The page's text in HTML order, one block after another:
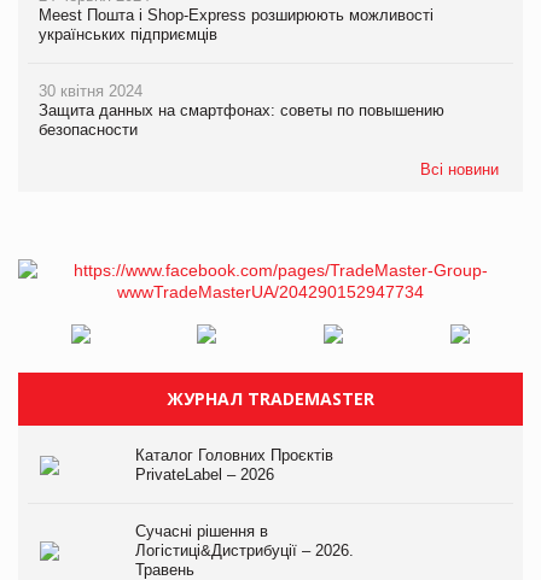
Meest Пошта і Shop-Express розширюють можливості
українських підприємців
30 квітня 2024
Защита данных на смартфонах: советы по повышению
безопасности
Всі новини
ЖУРНАЛ TRADEMASTER
Каталог Головних Проєктів
PrivateLabel – 2026
Сучасні рішення в
Логістиці&Дистрибуції – 2026.
Травень